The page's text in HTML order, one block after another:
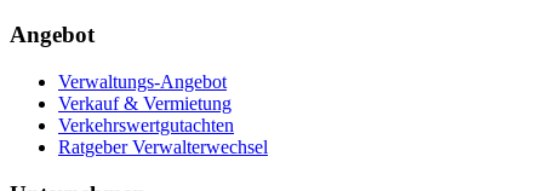
Angebot
Verwaltungs-Angebot
Verkauf & Vermietung
Verkehrswertgutachten
Ratgeber Verwalterwechsel